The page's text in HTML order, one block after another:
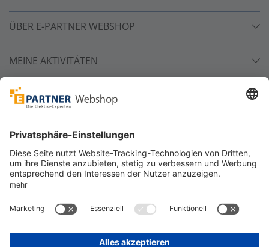
ÜBER E-PARTNER WEBSHOP
MEINE AKTIVITÄTEN
Unsere Zahlarten
Versandpartner
Sicher bestellen
Versandkosten.
One4Business Solutions GmbH